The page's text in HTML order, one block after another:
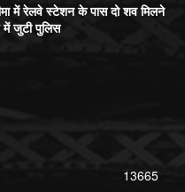
में रेलवे स्टेशन के पास दो शव मिलने
जुटी पुलिस
13665